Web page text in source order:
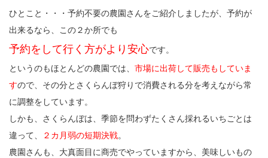
ひとこと・・・予約不要の農園さんをご紹介しましたが、予約が
出来るなら、この２か所でも
予約をして行く方がより安心です。
というのもほとんどの農園では、 市場に出荷して販売もしていま
すので、その分とさくらんぼ狩りで消費される分を考えながら常
に調整をしています。
しかも、さくらんぼは、季節を問わずたくさん採れるいちごとは
違って、
２カ月弱の短期決戦。
農園さんも、大真面目に商売でやっていますから、美味しいもの